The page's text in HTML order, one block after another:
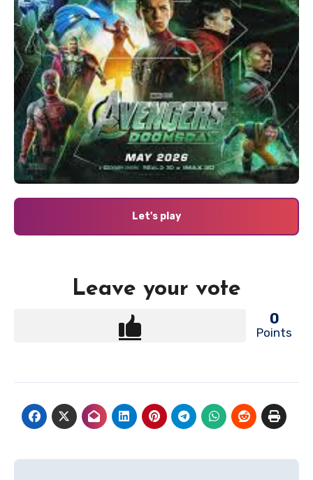
Let's play
Leave your vote
0
Points